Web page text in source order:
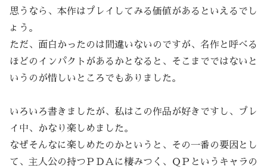
思うなら、本作はプレイしてみる価値があるといえるでし
ょう。
ただ、面白かったのは間違いないのですが、名作と呼べる
ほどのインパクトがあるかとなると、そこまでではないと
いうのが惜しいところでもありました。
いろいろ書きましたが、私はこの作品が好きですし、プレ
イ中、かなり楽しめました。
なぜそんなに楽しめたのかというと、その一番の要因とし
て、主人公の持つＰＤＡに棲みつく、ＱＰというキャラの